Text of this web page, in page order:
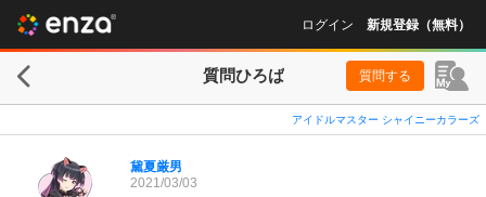
ログイン 新規登録（無料）
質問ひろば 質問する
アイドルマスター シャイニーカラーズ
黛夏厳男
2021/03/03